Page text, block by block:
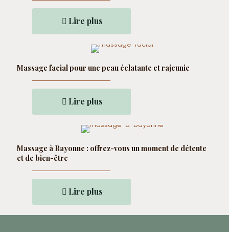
Lire plus
Massage facial pour une peau éclatante et rajeunie
Lire plus
Massage à Bayonne : offrez-vous un moment de détente
et de bien-être
Lire plus